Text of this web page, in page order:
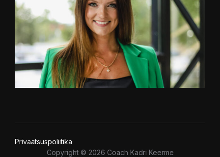
Privaatsuspoliitika
Copyright © 2026 Coach Kadri Keerme